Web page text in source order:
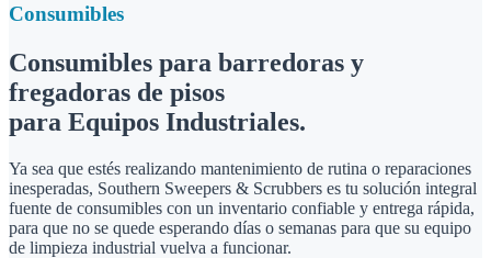
Consumibles
Consumibles para barredoras y
fregadoras de pisos
para Equipos Industriales.
Ya sea que estés realizando mantenimiento de rutina o reparaciones
inesperadas, Southern Sweepers & Scrubbers es tu solución integral
fuente de consumibles con un inventario confiable y entrega rápida,
para que no se quede esperando días o semanas para que su equipo
de limpieza industrial vuelva a funcionar.